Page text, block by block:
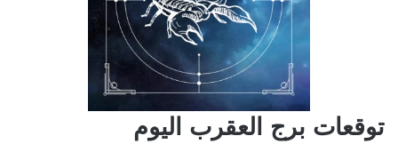
توقعات برج العقرب اليوم